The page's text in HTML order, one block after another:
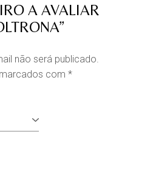
A AVALIAR
não será publicado.
com*